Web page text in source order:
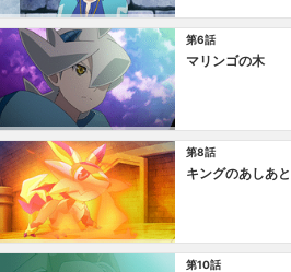
第6話
マリンゴの木
第8話
キングのあしあと
第10話